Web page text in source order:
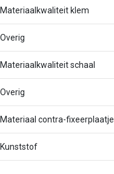
Materiaalkwaliteit klem
Overig
Materiaalkwaliteit schaal
Overig
Materiaal contra-fixeerplaatje
Kunststof